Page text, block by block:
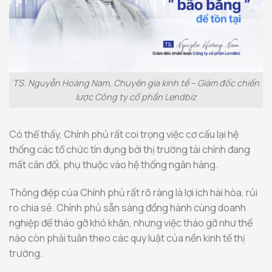
TS. Nguyễn Hoàng Nam, Chuyên gia kinh tế – Giám đốc chiến
lược Công ty cổ phần Lendbiz
Có thể thấy, Chính phủ rất coi trọng việc cơ cấu lại hệ
thống các tổ chức tín dụng bởi thị trường tài chính đang
mất cân đối, phụ thuộc vào hệ thống ngân hàng.
Thông điệp của Chính phủ rất rõ ràng là lợi ích hài hòa, rủi
ro chia sẻ. Chính phủ sẵn sàng đồng hành cùng doanh
nghiệp để tháo gỡ khó khăn, nhưng việc tháo gỡ như thế
nào còn phải tuân theo các quy luật của nền kinh tế thị
trường.